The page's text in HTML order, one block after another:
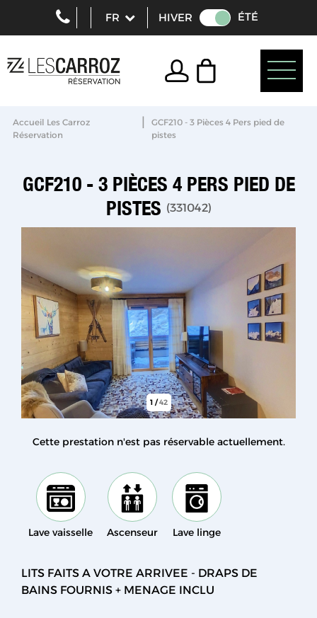
HIVER ÉTÉ
Accueil Les Carroz
Réservation
|
GCF210 - 3 Pièces 4 Pers pied de
pistes
GCF210 - 3 PIÈCES 4 PERS PIED DE
PISTES (331042)
1/42
Cette prestation n'est pas réservable actuellement.
Lave vaisselle Ascenseur Lave linge
LITS FAITS A VOTRE ARRIVEE - DRAPS DE
BAINS FOURNIS + MENAGE INCLU